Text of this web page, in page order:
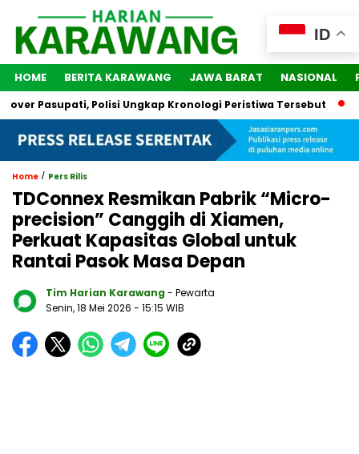
HOME BERITA KARAWANG JAWA BARAT NASIONAL
Pasupati, Polisi Ungkap Kronologi Peristiwa Tersebut 2
Home / Pers Rilis
TDConnex Resmikan Pabrik “Micro-
precision” Canggih di Xiamen,
Perkuat Kapasitas Global untuk
Rantai Pasok Masa Depan
Tim Harian Karawang - Pewarta
Senin, 18 Mei 2026 - 15:15 WIB
ID